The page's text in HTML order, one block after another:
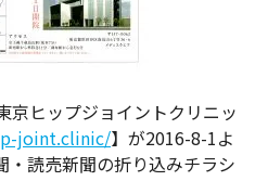
京ヒップジョイントクリニッ
joint.clinic/】が2016-8-1よ
・読売新聞の折り込みチラシ